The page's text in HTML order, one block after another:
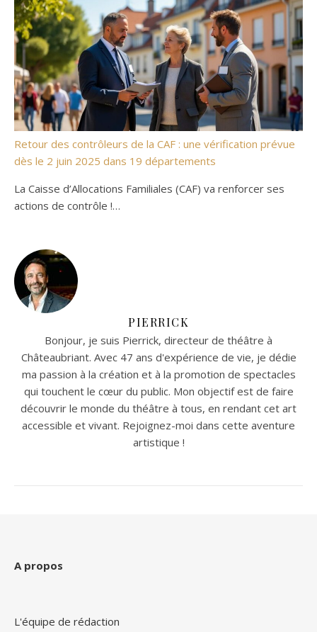
Retour des contrôleurs de la CAF : une vérification prévue
dès le 2 juin 2025 dans 19 départements
La Caisse d’Allocations Familiales (CAF) va renforcer ses
actions de contrôle !…
PIERRICK
Bonjour, je suis Pierrick, directeur de théâtre à
Châteaubriant. Avec 47 ans d'expérience de vie, je dédie
ma passion à la création et à la promotion de spectacles
qui touchent le cœur du public. Mon objectif est de faire
découvrir le monde du théâtre à tous, en rendant cet art
accessible et vivant. Rejoignez-moi dans cette aventure
artistique !
A propos
L'équipe de rédaction